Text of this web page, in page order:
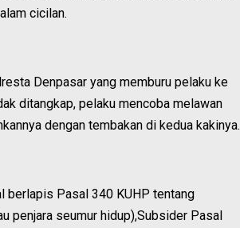
cicilan.
Denpasar yang memburu pelaku ke
ditangkap, pelaku mencoba melawan
dengan tembakan di kedua kakinya.
berlapis Pasal 340 KUHP tentang
penjara seumur hidup),Subsider Pasal